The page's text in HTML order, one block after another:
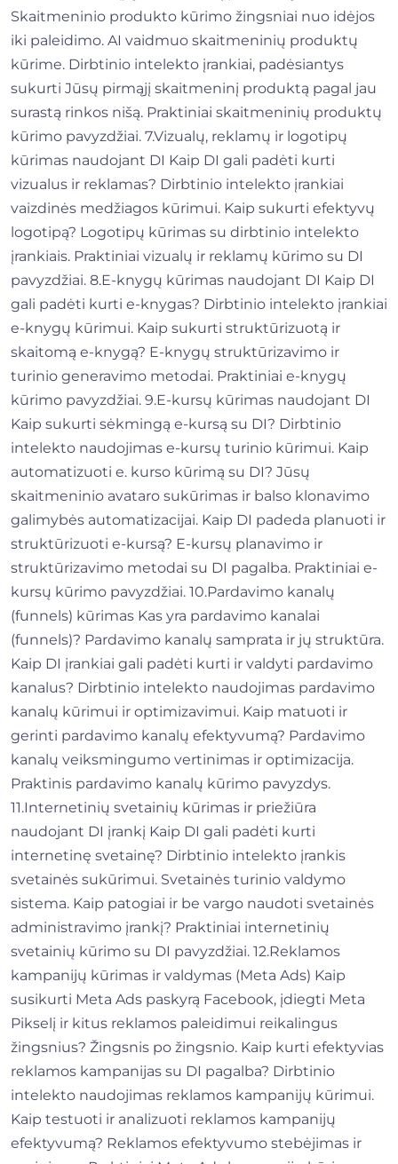
Skaitmeninio produkto kūrimo žingsniai nuo idėjos
iki paleidimo. AI vaidmuo skaitmeninių produktų
kūrime. Dirbtinio intelekto įrankiai, padėsiantys
sukurti Jūsų pirmąjį skaitmeninį produktą pagal jau
surastą rinkos nišą. Praktiniai skaitmeninių produktų
kūrimo pavyzdžiai. 7.Vizualų, reklamų ir logotipų
kūrimas naudojant DI Kaip DI gali padėti kurti
vizualus ir reklamas? Dirbtinio intelekto įrankiai
vaizdinės medžiagos kūrimui. Kaip sukurti efektyvų
logotipą? Logotipų kūrimas su dirbtinio intelekto
įrankiais. Praktiniai vizualų ir reklamų kūrimo su DI
pavyzdžiai. 8.E-knygų kūrimas naudojant DI Kaip DI
gali padėti kurti e-knygas? Dirbtinio intelekto įrankiai
e-knygų kūrimui. Kaip sukurti struktūrizuotą ir
skaitomą e-knygą? E-knygų struktūrizavimo ir
turinio generavimo metodai. Praktiniai e-knygų
kūrimo pavyzdžiai. 9.E-kursų kūrimas naudojant DI
Kaip sukurti sėkmingą e-kursą su DI? Dirbtinio
intelekto naudojimas e-kursų turinio kūrimui. Kaip
automatizuoti e. kurso kūrimą su DI? Jūsų
skaitmeninio avataro sukūrimas ir balso klonavimo
galimybės automatizacijai. Kaip DI padeda planuoti ir
struktūrizuoti e-kursą? E-kursų planavimo ir
struktūrizavimo metodai su DI pagalba. Praktiniai e-
kursų kūrimo pavyzdžiai. 10.Pardavimo kanalų
(funnels) kūrimas Kas yra pardavimo kanalai
(funnels)? Pardavimo kanalų samprata ir jų struktūra.
Kaip DI įrankiai gali padėti kurti ir valdyti pardavimo
kanalus? Dirbtinio intelekto naudojimas pardavimo
kanalų kūrimui ir optimizavimui. Kaip matuoti ir
gerinti pardavimo kanalų efektyvumą? Pardavimo
kanalų veiksmingumo vertinimas ir optimizacija.
Praktinis pardavimo kanalų kūrimo pavyzdys.
11.Internetinių svetainių kūrimas ir priežiūra
naudojant DI įrankį Kaip DI gali padėti kurti
internetinę svetainę? Dirbtinio intelekto įrankis
svetainės sukūrimui. Svetainės turinio valdymo
sistema. Kaip patogiai ir be vargo naudoti svetainės
administravimo įrankį? Praktiniai internetinių
svetainių kūrimo su DI pavyzdžiai. 12.Reklamos
kampanijų kūrimas ir valdymas (Meta Ads) Kaip
susikurti Meta Ads paskyrą Facebook, įdiegti Meta
Pikselį ir kitus reklamos paleidimui reikalingus
žingsnius? Žingsnis po žingsnio. Kaip kurti efektyvias
reklamos kampanijas su DI pagalba? Dirbtinio
intelekto naudojimas reklamos kampanijų kūrimui.
Kaip testuoti ir analizuoti reklamos kampanijų
efektyvumą? Reklamos efektyvumo stebėjimas ir